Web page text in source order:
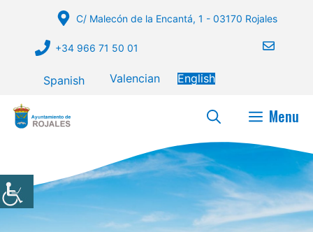
C/ Malecón de la Encantá, 1 - 03170 Rojales
+34 966 71 50 01
Spanish Valencian English
Menu